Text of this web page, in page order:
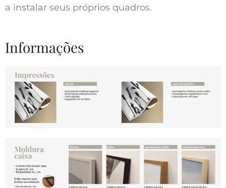
a instalar seus próprios quadros.
Informações